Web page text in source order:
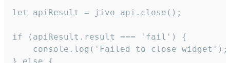
let apiResult = jivo_api.close();
if (apiResult.result === 'fail') {
    console.log('Failed to close widget');